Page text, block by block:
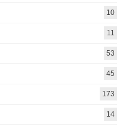
10
11
53
45
173
14